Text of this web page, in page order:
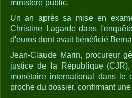
ministère public.
Un an après sa mise en
Christine Lagarde dans
d'euros dont avait bénéficié
Jean-Claude Marin, procureur
justice de la République
monétaire international dans
proche du dossier, confirmant